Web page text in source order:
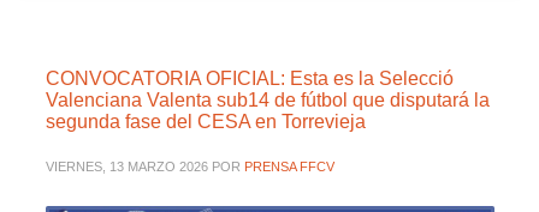
CONVOCATORIA OFICIAL: Esta es la Selecció
Valenciana Valenta sub14 de fútbol que disputará la
segunda fase del CESA en Torrevieja
VIERNES, 13 MARZO 2026 POR PRENSA FFCV